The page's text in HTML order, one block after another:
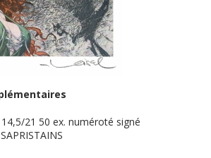
21 50 ex. numéroté signé